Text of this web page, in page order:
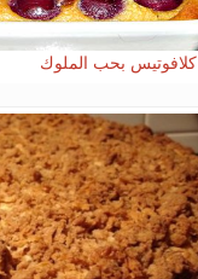
كلافوتيس بحب الملوك